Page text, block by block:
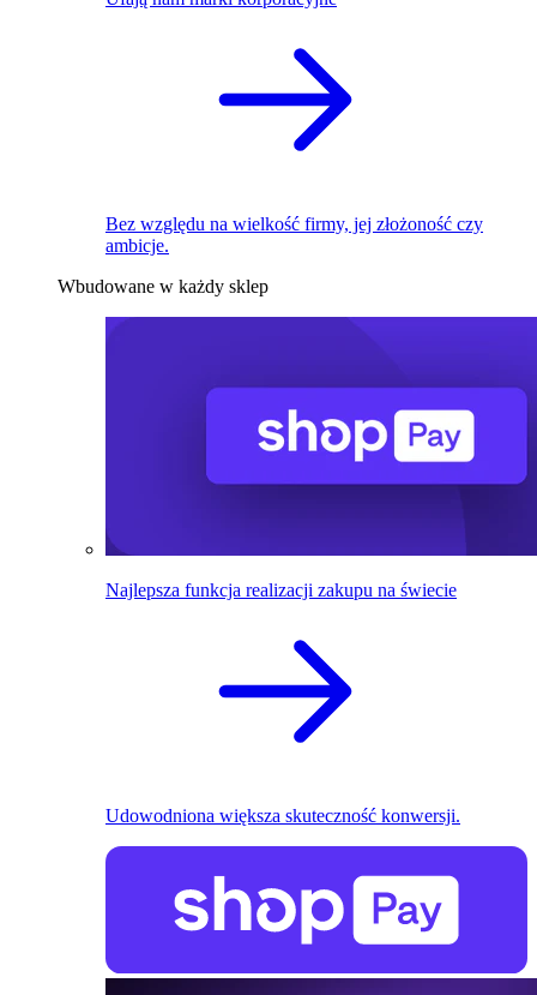
Bez względu na wielkość firmy, jej złożoność czy
ambicje.
Wbudowane w każdy sklep
Najlepsza funkcja realizacji zakupu na świecie
Udowodniona większa skuteczność konwersji.